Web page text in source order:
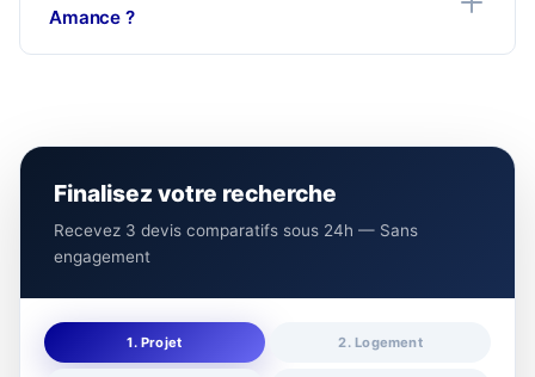
Amance ?
Finalisez votre recherche
Recevez 3 devis comparatifs sous 24h — Sans
engagement
1. Projet 2. Logement